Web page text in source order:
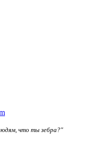
что ты зебра?"